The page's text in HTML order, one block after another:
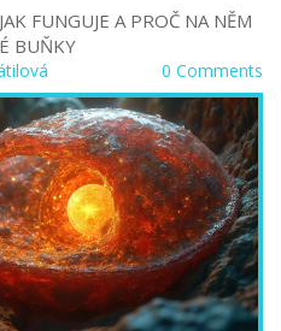
FUNGUJE A PROČ NA NĚM
BUŇKY
0 Comments